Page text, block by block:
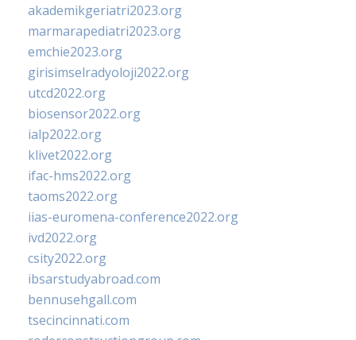
akademikgeriatri2023.org
marmarapediatri2023.org
emchie2023.org
girisimselradyoloji2022.org
utcd2022.org
biosensor2022.org
ialp2022.org
klivet2022.org
ifac-hms2022.org
taoms2022.org
iias-euromena-conference2022.org
ivd2022.org
csity2022.org
ibsarstudyabroad.com
bennusehgall.com
tsecincinnati.com